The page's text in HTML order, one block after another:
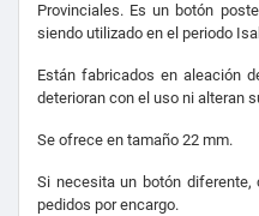
Provinciales. Es un botón
siendo utilizado en el periodo
Están fabricados en aleación
deterioran con el uso ni alteran
Se ofrece en tamaño 22 mm.
Si necesita un botón
pedidos por encargo.